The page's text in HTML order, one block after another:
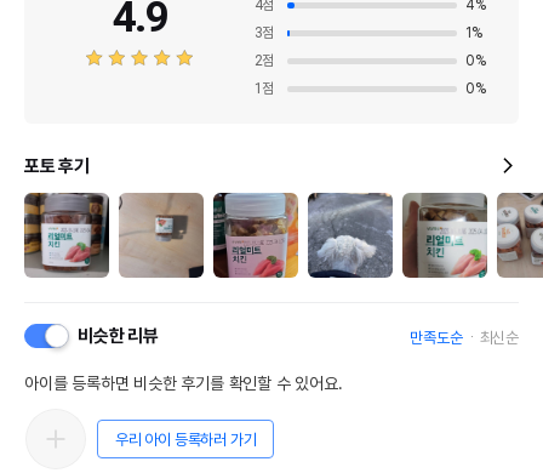
4.9
4점 4%
3점 1 %
2점 0%
1 점 0%
포토 후기
비슷한 리뷰 만족도순 최신순
아이를 등록하면 비슷한 후기를 확인할 수 있어요.
우리 아이 등록하러 가기